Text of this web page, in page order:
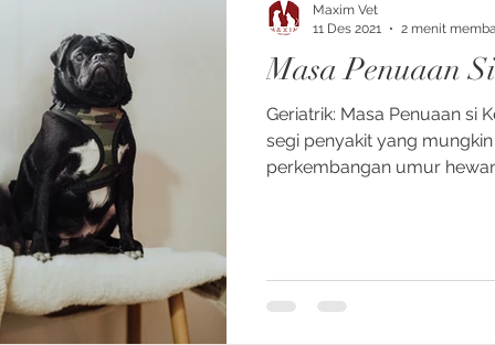
Masa Penuaan
Geriatrik: Masa Penuaan si
segi penyakit yang
perkembangan umur
Maxim Vet
11 Des 2021
2 menit